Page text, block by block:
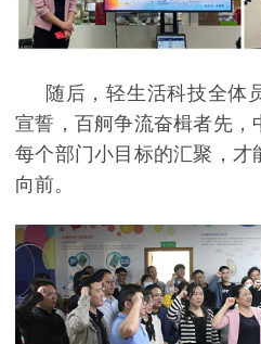
随后，轻生活科技全体
宣誓，百舸争流奋楫者先，
每个部门小目标的汇聚，才
向前。